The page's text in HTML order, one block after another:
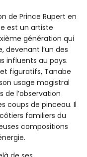
de Prince Rupert en
est un artiste
génération qui
devenant l’un des
influents au pays.
figuratifs, Tanabe
usage magistral
de l’observation
coups de pinceau. Il
familiers du
compositions